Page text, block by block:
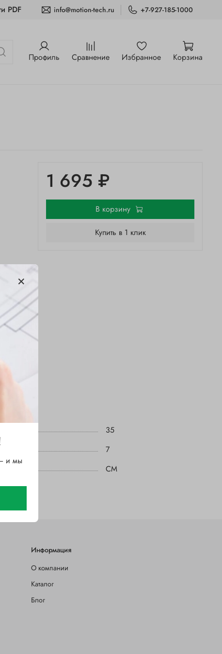
PDF info@motion-tech.ru +7-927-185-1000
Профиль Сравнение Избранное Корзина
1 695 ₽
В корзину
Купить в 1 клик
35
7
CM
Информация
О компании
Каталог
Блог
и мы